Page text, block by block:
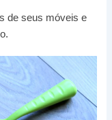
de seus móveis e